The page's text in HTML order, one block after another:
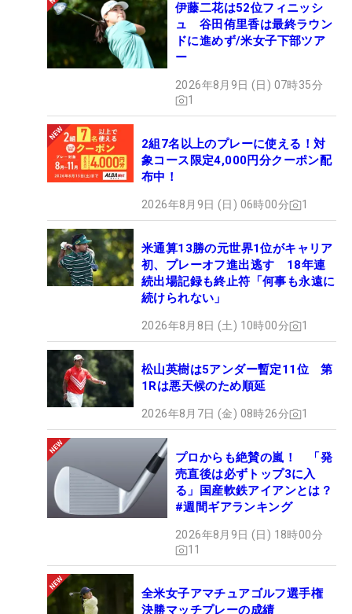
伊藤二花は52位フィニッシ
ュ 谷田侑里香は最終ラウン
ドに進めず/米女子下部ツア
ー
2026年8月9日 (日) 07時35分
1
2組7名以上のプレーに使える！対
象コース限定4,000円分クーポン配
布中！
2026年8月9日 (日) 06時00分 1
米通算13勝の元世界1位がキャリア
初、プレーオフ進出逃す 18年連
続出場記録も終止符「何事も永遠に
続けられない」
2026年8月8日 (土) 10時00分 1
松山英樹は5アンダー暫定11位 第
1Rは悪天候のため順延
2026年8月7日 (金) 08時26分 1
プロからも絶賛の嵐！ 「発
売直後は必ずトップ3に入
る」国産軟鉄アイアンとは？
#週間ギアランキング
2026年8月9日 (日) 18時00分
11
全米女子アマチュアゴルフ選手権
決勝マッチプレーの成績